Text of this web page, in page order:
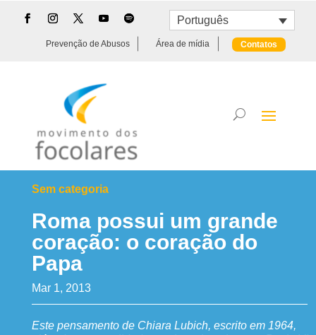
Português
Prevenção de Abusos Área de mídia Contatos
Sem categoria
Roma possui um grande
coração: o coração do
Papa
Mar 1, 2013
Este pensamento de Chiara Lubich, escrito em 1964,